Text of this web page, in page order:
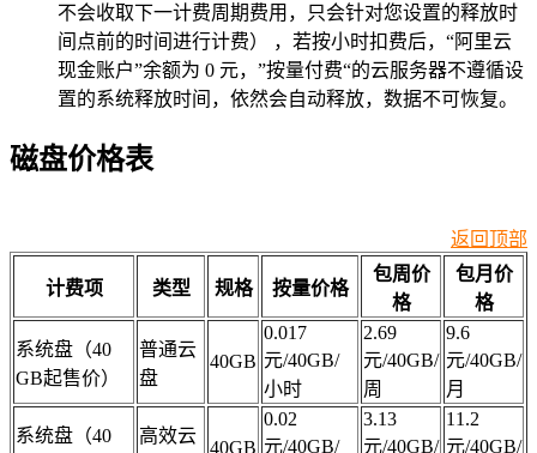
不会收取下一计费周期费用，只会针对您设置的释放时
间点前的时间进行计费） ，若按小时扣费后，“阿里云
现金账户”余额为 0 元，”按量付费“的云服务器不遵循设
置的系统释放时间，依然会自动释放，数据不可恢复。
磁盘价格表
返回顶部
计费项 类型 规格 按量价格
包周价
格
包月价
格
系统盘（40
GB起售价）
普通云
盘
40GB
0.017
元/40GB/
小时
2.69
元/40GB/
周
9.6
元/40GB/
月
系统盘（40 高效云
40GB
0.02
元/40GB/
3.13
元/40GB/
11.2
元/40GB/